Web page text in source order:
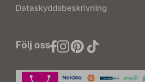
Dataskyddsbeskrivning
Följ oss